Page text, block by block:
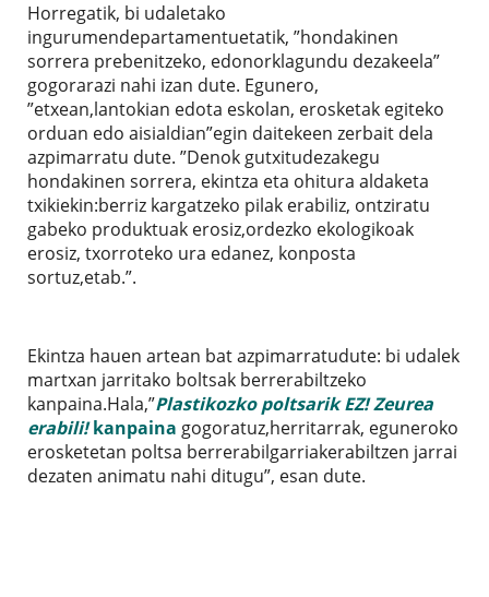
Horregatik, bi udaletako
ingurumendepartamentuetatik, ”hondakinen
sorrera prebenitzeko, edonorklagundu dezakeela”
gogorarazi nahi izan dute. Egunero,
”etxean,lantokian edota eskolan, erosketak egiteko
orduan edo aisialdian”egin daitekeen zerbait dela
azpimarratu dute. ”Denok gutxitudezakegu
hondakinen sorrera, ekintza eta ohitura aldaketa
txikiekin:berriz kargatzeko pilak erabiliz, ontziratu
gabeko produktuak erosiz,ordezko ekologikoak
erosiz, txorroteko ura edanez, konposta
sortuz,etab.”.
Ekintza hauen artean bat azpimarratudute: bi udalek
martxan jarritako boltsak berrerabiltzeko
kanpaina.Hala,”Plastikozko poltsarik EZ! Zeurea
erabili!kanpaina gogoratuz,herritarrak, eguneroko
erosketetan poltsa berrerabilgarriakerabiltzen jarrai
dezaten animatu nahi ditugu”, esan dute.